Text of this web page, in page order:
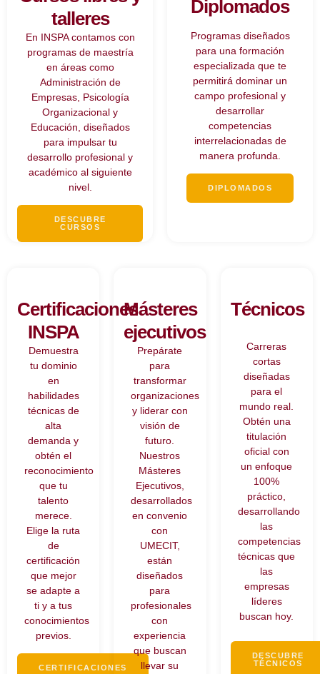
talleres
En INSPA contamos con
programas de maestría
en áreas como
Administración de
Empresas, Psicología
Organizacional y
Educación, diseñados
para impulsar tu
desarrollo profesional y
académico al siguiente
nivel.
DESCUBRE
CURSOS
Diplomados
Programas diseñados
para una formación
especializada que te
permitirá dominar un
campo profesional y
desarrollar
competencias
interrelacionadas de
manera profunda.
DIPLOMADOS
Certificaciones
INSPA
Demuestra
tu dominio
en
habilidades
técnicas de
alta
demanda y
obtén el
reconocimiento
que tu
talento
merece.
Elige la ruta
de
certificación
que mejor
se adapte a
ti y a tus
conocimientos
previos.
CERTIFICACIONES
Másteres
ejecutivos
Prepárate
para
transformar
organizaciones
y liderar con
visión de
futuro.
Nuestros
Másteres
Ejecutivos,
desarrollados
en convenio
con
UMECIT,
están
diseñados
para
profesionales
con
experiencia
que buscan
llevar su
Técnicos
Carreras
cortas
diseñadas
para el
mundo real.
Obtén una
titulación
oficial con
un enfoque
100%
práctico,
desarrollando
las
competencias
técnicas que
las
empresas
líderes
buscan hoy.
DESCUBRE
TÉCNICOS